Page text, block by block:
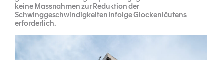
keine Massnahmen zur Reduktion der
Schwinggeschwindigkeiten infolge Glockenläutens
erforderlich.